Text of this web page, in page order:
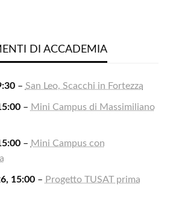
DI ACCADEMIA
– San Leo, Scacchi in Fortezza
– Mini Campus di Massimiliano
– Mini Campus con
15:00– Progetto TUSAT prima